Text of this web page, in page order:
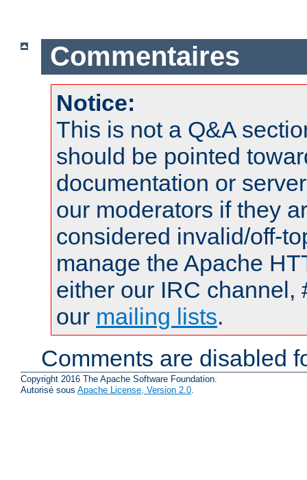
Commentaires
Notice:
This is not a Q&A
should be pointed
documentation or
our moderators if they
considered invalid/off-
manage the Apache
either our IRC channel,
our mailing lists.
Comments are disabled
Copyright 2016 The Apache Software Foundation.
Autorisé sous Apache License, Version 2.0.